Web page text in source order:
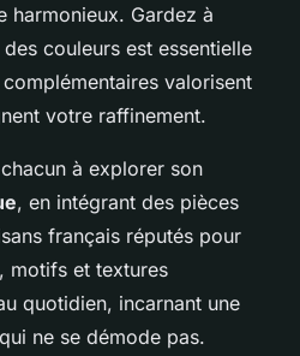
harmonieux. Gardez à
des couleurs est essentielle
valorisent
votre raffinement.
à explorer son
, en intégrant des pièces
français réputés pour
motifs et textures
quotidien, incarnant une
ne se démode pas.